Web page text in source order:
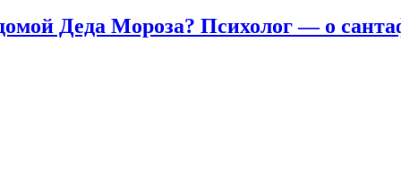
Деда Мороза? Психолог — о